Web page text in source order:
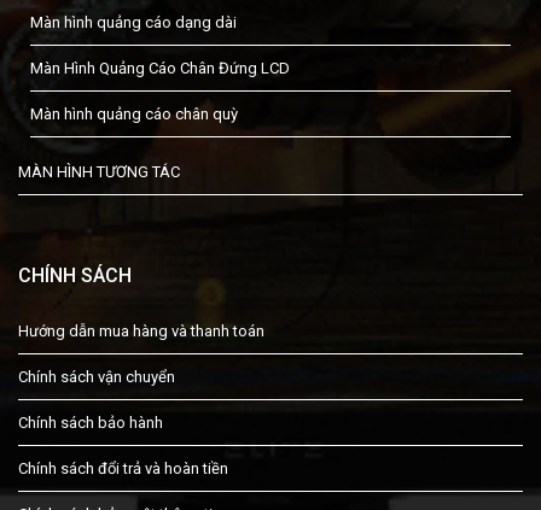
Màn hình quảng cáo dạng dài
Màn Hình Quảng Cáo Chân Đứng LCD
Màn hình quảng cáo chân quỳ
MÀN HÌNH TƯƠNG TÁC
CHÍNH SÁCH
Hướng dẫn mua hàng và thanh toán
Chính sách vận chuyển
Chính sách bảo hành
Chính sách đổi trả và hoàn tiền